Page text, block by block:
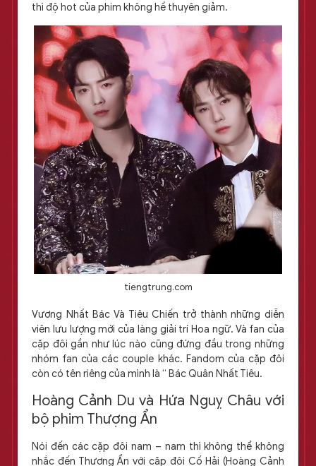
thì độ hot của phim không hề thuyên giảm.
tiengtrung.com
Vương Nhất Bác Và Tiêu Chiến trở thành những diễn
viên lưu lượng mới của làng giải trí Hoa ngữ. Và fan của
cặp đôi gần như lúc nào cũng đứng đầu trong những
nhóm fan của các couple khác. Fandom của cặp đôi
còn có tên riêng của mình là “ Bác Quân Nhất Tiêu.
Hoàng Cảnh Du và Hứa Nguỵ Châu với
bộ phim Thượng Ẩn
Nói đến các cặp đôi nam – nam thì không thể không
nhắc đến Thượng Ẩn với cặp đôi Cố Hải (Hoàng Cảnh